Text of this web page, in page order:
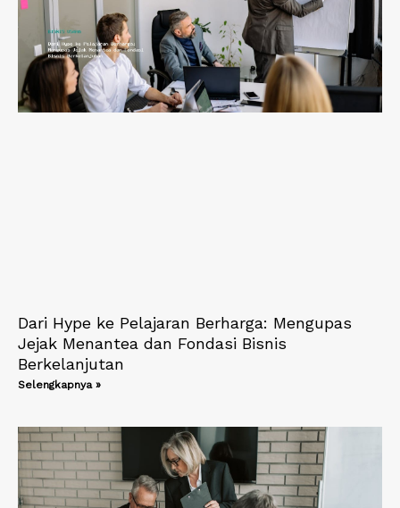
Dari Hype ke Pelajaran Berharga: Mengupas
Jejak Menantea dan Fondasi Bisnis
Berkelanjutan
Selengkapnya »